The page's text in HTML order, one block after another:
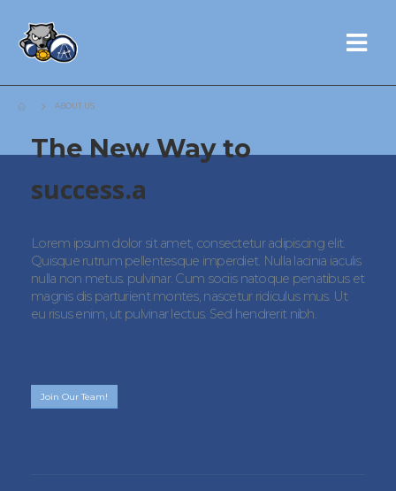
ABOUT US
The New Way to
success.advance.
Lorem ipsum dolor sit amet, consectetur adipiscing elit.
Quisque rutrum pellentesque imperdiet. Nulla lacinia iaculis
nulla non metus. pulvinar. Cum sociis natoque penatibus et
magnis dis parturient montes, nascetur ridiculus mus. Ut
eu risus enim, ut pulvinar lectus. Sed hendrerit nibh.
Join Our Team!